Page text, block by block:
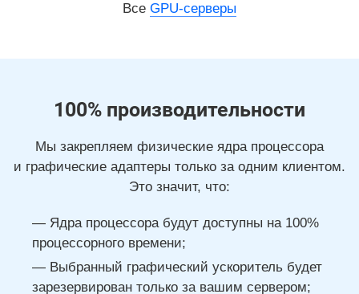
Все GPU-серверы
100% производительности
Мы закрепляем физические ядра процессора
и графические адаптеры только за одним клиентом.
Это значит, что:
Ядра процессора будут доступны на 100%
процессорного времени;
Выбранный графический ускоритель будет
зарезервирован только за вашим сервером;